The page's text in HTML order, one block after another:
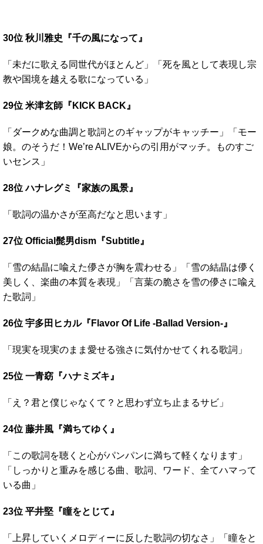
30位 秋川雅史『千の風になって』
「未だに歌える同世代がほとんど」「死を風として表現し宗
教や国境を越える歌になっている」
29位 米津玄師『KICK BACK』
「ダークめな曲調と歌詞とのギャップがキャッチー」「モー
娘。のそうだ！We’re ALIVEからの引用がマッチ。ものすご
いセンス」
28位 ハナレグミ『家族の風景』
「歌詞の温かさが至高だなと思います」
27位 Official髭男dism『Subtitle』
「雪の結晶に喩えた儚さが胸を震わせる」「雪の結晶は儚く
美しく、楽曲の本質を表現」「言葉の脆さを雪の儚さに喩え
た歌詞」
26位 宇多田ヒカル『Flavor Of Life -Ballad Version-』
「現実を現実のまま愛せる強さに気付かせてくれる歌詞」
25位 一青窈『ハナミズキ』
「え？君と僕じゃなくて？と思わず立ち止まるサビ」
24位 藤井風『満ちてゆく』
「この歌詞を聴くと心がパンパンに満ちて軽くなります」
「しっかりと重みを感じる曲、歌詞、ワード、全てハマって
いる曲」
23位 平井堅『瞳をとじて』
「上昇していくメロディーに反した歌詞の切なさ」「瞳をと